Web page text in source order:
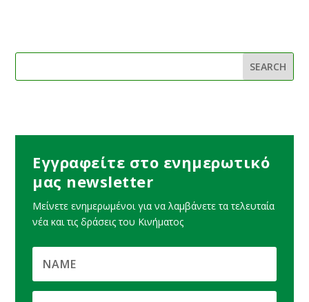
Εγγραφείτε στο ενημερωτικό
μας newsletter
Μείνετε ενημερωμένοι για να λαμβάνετε τα τελευταία
νέα και τις δράσεις του Κινήματος